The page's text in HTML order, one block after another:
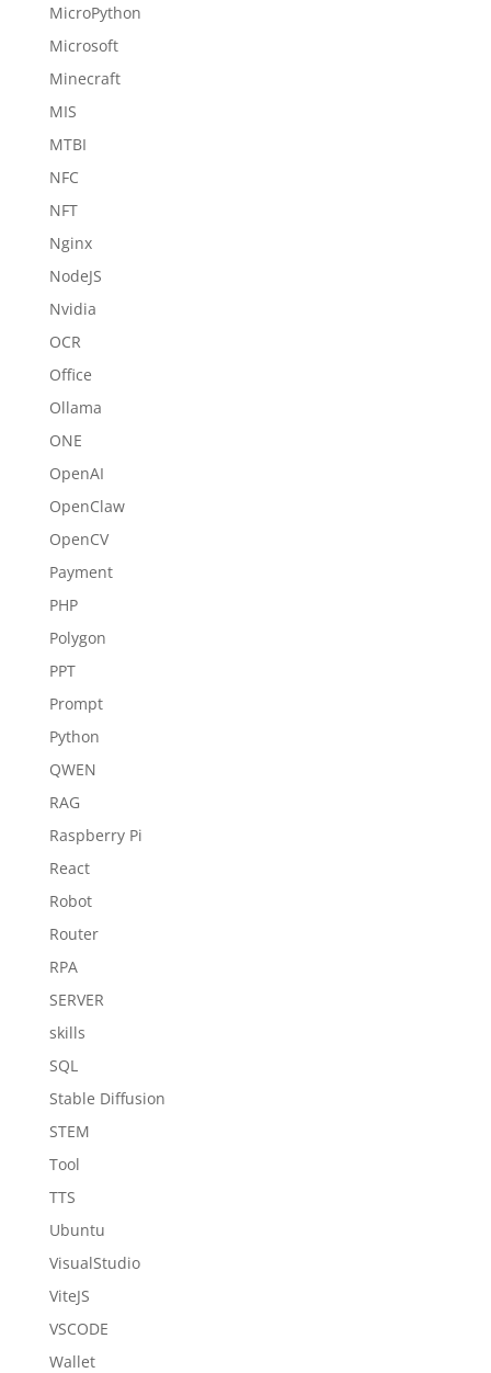
MicroPython
Microsoft
Minecraft
MIS
MTBI
NFC
NFT
Nginx
NodeJS
Nvidia
OCR
Office
Ollama
ONE
OpenAI
OpenClaw
OpenCV
Payment
PHP
Polygon
PPT
Prompt
Python
QWEN
RAG
Raspberry Pi
React
Robot
Router
RPA
SERVER
skills
SQL
Stable Diffusion
STEM
Tool
TTS
Ubuntu
VisualStudio
ViteJS
VSCODE
Wallet